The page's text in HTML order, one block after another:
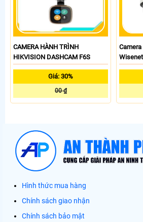
CAMERA HÀNH TRÌNH
HIKVISION DASHCAM F6S
Giá: 30%
00 ₫
Camera
Wisenet
Hình thức mua hàng
Chính sách giao nhận
Chính sách bảo mật